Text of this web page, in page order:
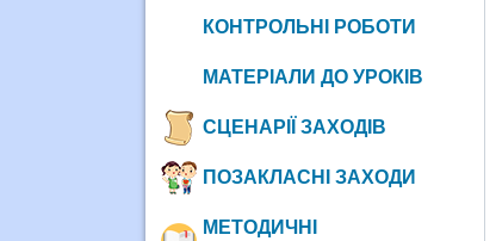
КОНТРОЛЬНІ РОБОТИ
МАТЕРІАЛИ ДО УРОКІВ
СЦЕНАРІЇ ЗАХОДІВ
ПОЗАКЛАСНІ ЗАХОДИ
МЕТОДИЧНІ